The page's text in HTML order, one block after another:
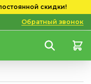
скидки!
Обратный звонок